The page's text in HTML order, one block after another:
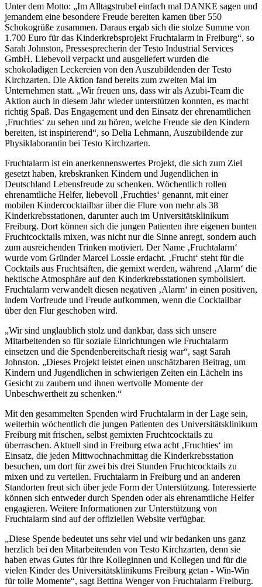
Unter dem Motto: „Im Alltagstrubel einfach mal DANKE sagen und
jemandem eine besondere Freude bereiten kamen über 550
Schokogrüße zusammen. Daraus ergab sich die stolze Summe von
1.700 Euro für das Kinderkrebsprojekt Fruchtalarm in Freiburg“, so
Sarah Johnston, Pressesprecherin der Testo Industrial Services
GmbH. Liebevoll verpackt und ausgeliefert wurden die
schokoladigen Leckereien von den Auszubildenden der Testo
Kirchzarten. Die Aktion fand bereits zum zweiten Mal im
Unternehmen statt. „Wir freuen uns, dass wir als Azubi-Team die
Aktion auch in diesem Jahr wieder unterstützen konnten, es macht
richtig Spaß. Das Engagement und den Einsatz der ehrenamtlichen
‚Fruchties‘ zu sehen und zu hören, welche Freude sie den Kindern
bereiten, ist inspirierend“, so Delia Lehmann, Auszubildende zur
Physiklaborantin bei Testo Kirchzarten.
Fruchtalarm ist ein anerkennenswertes Projekt, die sich zum Ziel
gesetzt haben, krebskranken Kindern und Jugendlichen in
Deutschland Lebensfreude zu schenken. Wöchentlich rollen
ehrenamtliche Helfer, liebevoll ‚Fruchties‘ genannt, mit einer
mobilen Kindercocktailbar über die Flure von mehr als 38
Kinderkrebsstationen, darunter auch im Universitätsklinikum
Freiburg. Dort können sich die jungen Patienten ihre eigenen bunten
Fruchtcocktails mixen, was nicht nur die Sinne anregt, sondern auch
zum ausreichenden Trinken motiviert. Der Name ‚Fruchtalarm‘
wurde vom Gründer Marcel Lossie erdacht. ‚Frucht‘ steht für die
Cocktails aus Fruchtsäften, die gemixt werden, während ‚Alarm‘ die
hektische Atmosphäre auf den Kinderkrebsstationen symbolisiert.
Fruchtalarm verwandelt diesen negativen ‚Alarm‘ in einen positiven,
indem Vorfreude und Freude aufkommen, wenn die Cocktailbar
über den Flur geschoben wird.
„Wir sind unglaublich stolz und dankbar, dass sich unsere
Mitarbeitenden so für soziale Einrichtungen wie Fruchtalarm
einsetzen und die Spendenbereitschaft riesig war“, sagt Sarah
Johnston. „Dieses Projekt leistet einen unschätzbaren Beitrag, um
Kindern und Jugendlichen in schwierigen Zeiten ein Lächeln ins
Gesicht zu zaubern und ihnen wertvolle Momente der
Unbeschwertheit zu schenken.“
Mit den gesammelten Spenden wird Fruchtalarm in der Lage sein,
weiterhin wöchentlich die jungen Patienten des Universitätsklinikum
Freiburg mit frischen, selbst gemixten Fruchtcocktails zu
überraschen. Aktuell sind in Freiburg etwa acht ‚Fruchties‘ im
Einsatz, die jeden Mittwochnachmittag die Kinderkrebsstation
besuchen, um dort für zwei bis drei Stunden Fruchtcocktails zu
mixen und zu verteilen. Fruchtalarm in Freiburg und an anderen
Standorten freut sich über jede Form der Unterstützung. Interessierte
können sich entweder durch Spenden oder als ehrenamtliche Helfer
engagieren. Weitere Informationen zur Unterstützung von
Fruchtalarm sind auf der offiziellen Website verfügbar.
„Diese Spende bedeutet uns sehr viel und wir bedanken uns ganz
herzlich bei den Mitarbeitenden von Testo Kirchzarten, denn sie
haben etwas Gutes für ihre Kolleginnen und Kollegen und für die
vielen Kinder des Universitätsklinikums Freiburg getan - Win-Win
für tolle Momente“, sagt Bettina Wenger von Fruchtalarm Freiburg.